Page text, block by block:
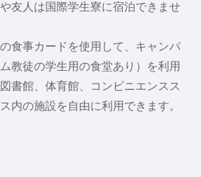
友人は国際学生寮に宿泊できませ
食事カードを使用して、キャンパ
教徒の学生用の食堂あり）を利用
書館、体育館、コンビニエンスス
内の施設を自由に利用できます。